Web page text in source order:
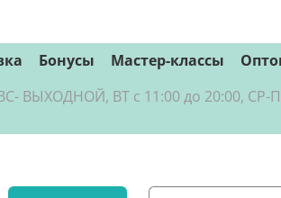
Бонусы Мастер-классы
ВЫХОДНОЙ, ВТ с 11:00 до 20:00, СР-